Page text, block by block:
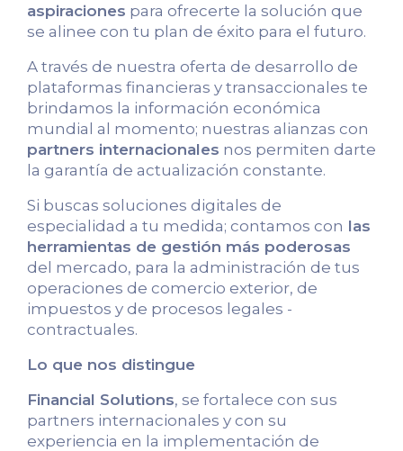
aspiraciones para ofrecerte la solución que
se alinee con tu plan de éxito para el futuro.
A través de nuestra oferta de desarrollo de
plataformas financieras y transaccionales te
brindamos la información económica
mundial al momento; nuestras alianzas con
partners internacionales nos permiten darte
la garantía de actualización constante.
Si buscas soluciones digitales de
especialidad a tu medida; contamos con las
herramientas de gestión más poderosas
del mercado, para la administración de tus
operaciones de comercio exterior, de
impuestos y de procesos legales -
contractuales.
Lo que nos distingue
Financial Solutions, se fortalece con sus
partners internacionales y con su
experiencia en la implementación de